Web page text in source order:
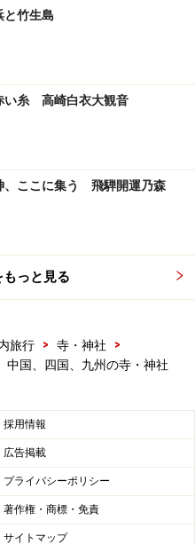
と竹生島
い糸 高崎白衣大観音
、ここに集う 飛騨開運乃森
っと見る
旅行 > 寺・神社
>
中国、四国、九州の寺・神社
採用情報
広告掲載
プライバシーポリシー
著作権・商標・免責
サイトマップ